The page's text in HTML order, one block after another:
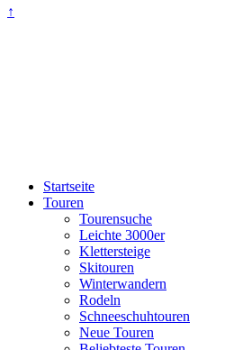
↑
Startseite
Touren
Tourensuche
Leichte 3000er
Klettersteige
Skitouren
Winterwandern
Rodeln
Schneeschuhtouren
Neue Touren